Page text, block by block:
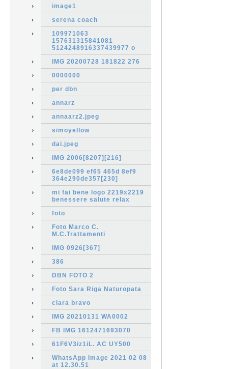
image1
serena coach
109971063
157631315841081
5124248916337439977 o
IMG 20200728 181822 276
0000000
per dbn
annarz
annaarz2.jpeg
simoyellow
dai.jpeg
IMG 2006[8207][216]
6e8de099 ef65 465d 8ef9
364e290de357[230]
mi fai bene logo 2219x2219
benessere salute relax
foto
Foto Marco C.
M.C.Trattamenti
IMG 0926[367]
386
DBN FOTO 2
Foto Sara Riga Naturopata
clara bravo
IMG 20210131 WA0002
FB IMG 1612471693070
61F6V3iz1iL. AC UY500
WhatsApp Image 2021 02 08
at 12.30.51